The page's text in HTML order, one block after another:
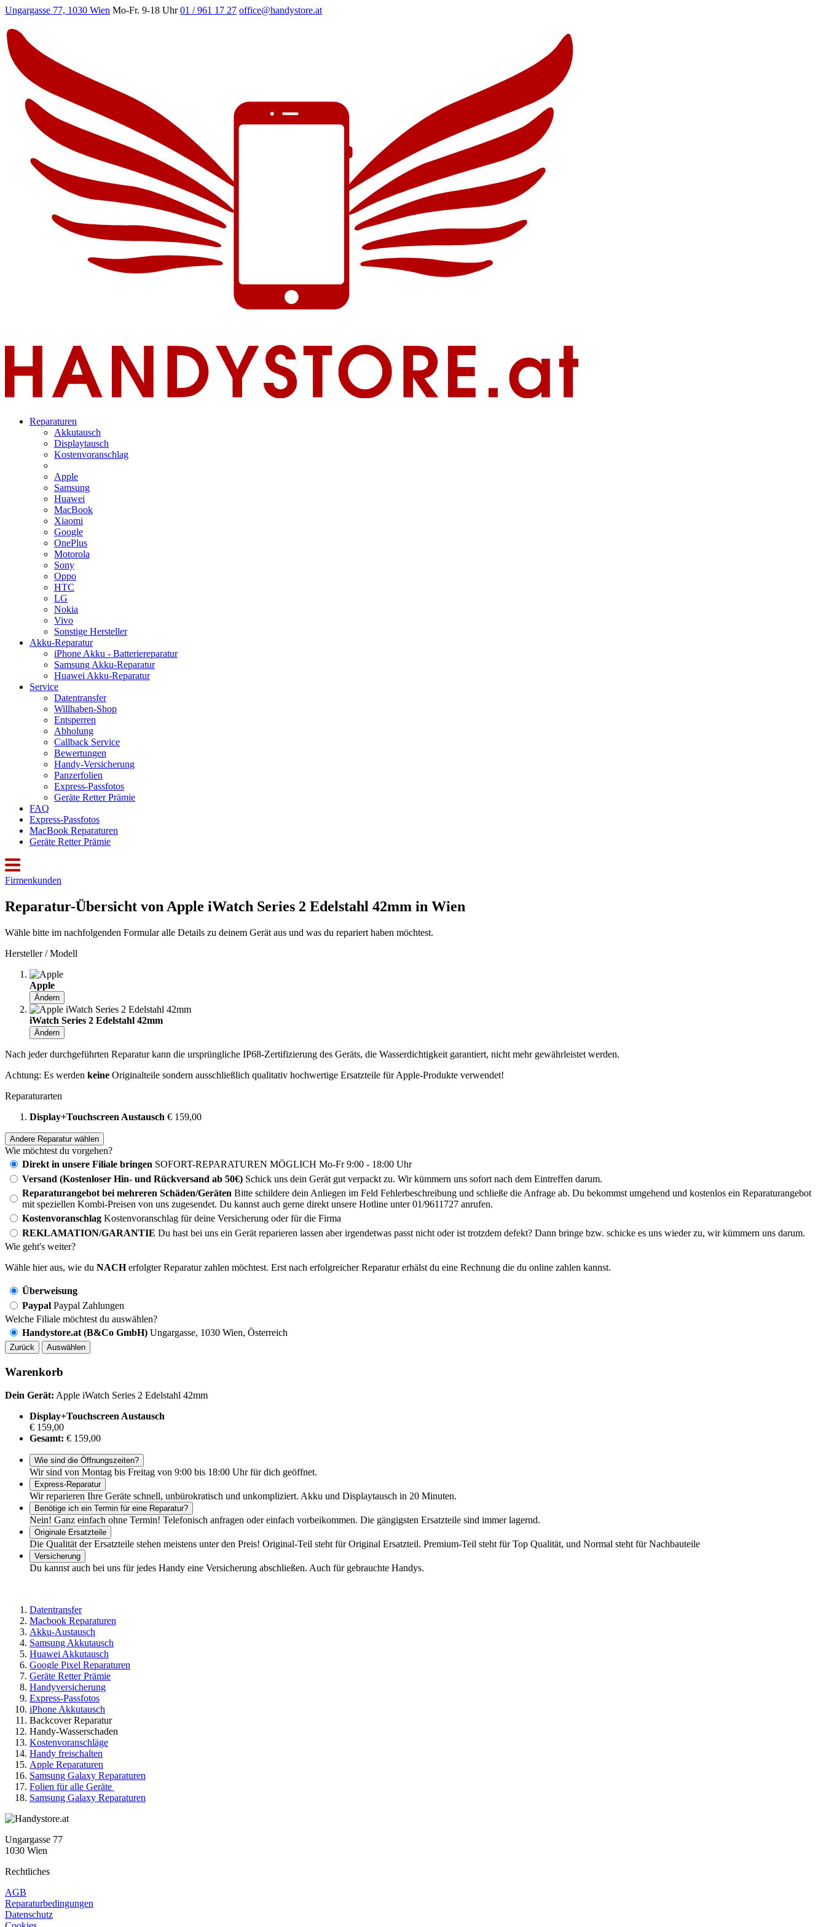
Ungargasse 77, 1030 Wien Mo-Fr. 9-18 Uhr 01 / 961 17 27 office@handystore.at
Reparaturen
Akkutausch
Displaytausch
Kostenvoranschlag
Apple
Samsung
Huawei
MacBook
Xiaomi
Google
OnePlus
Motorola
Sony
Oppo
HTC
LG
Nokia
Vivo
Sonstige Hersteller
Akku-Reparatur
iPhone Akku - Batteriereparatur
Samsung Akku-Reparatur
Huawei Akku-Reparatur
Service
Datentransfer
Willhaben-Shop
Entsperren
Abholung
Callback Service
Bewertungen
Handy-Versicherung
Panzerfolien
Express-Passfotos
Geräte Retter Prämie
FAQ
Express-Passfotos
MacBook Reparaturen
Geräte Retter Prämie
Firmenkunden
Reparatur-Übersicht von Apple iWatch Series 2 Edelstahl 42mm in Wien
Wähle bitte im nachfolgenden Formular alle Details zu deinem Gerät aus und was du repariert haben möchtest.
Hersteller / Modell
Apple
Ändern
iWatch Series 2 Edelstahl 42mm
Ändern
Nach jeder durchgeführten Reparatur kann die ursprüngliche IP68-Zertifizierung des Geräts, die Wasserdichtigkeit garantiert, nicht mehr gewährleistet werden.
Achtung: Es werden keine Originalteile sondern ausschließlich qualitativ hochwertige Ersatzteile für Apple-Produkte verwendet!
Reparaturarten
Display+Touchscreen Austausch € 159,00
Andere Reparatur wählen
Wie möchtest du vorgehen?
Direkt in unsere Filiale bringen SOFORT-REPARATUREN MÖGLICH Mo-Fr 9:00 - 18:00 Uhr
Versand (Kostenloser Hin- und Rückversand ab 50€) Schick uns dein Gerät gut verpackt zu. Wir kümmern uns sofort nach dem Eintreffen darum.
Reparaturangebot bei mehreren Schäden/Geräten Bitte schildere dein Anliegen im Feld Fehlerbeschreibung und schließe die Anfrage ab. Du bekommst umgehend und kostenlos ein Reparaturangebot
mit speziellen Kombi-Preisen von uns zugesendet. Du kannst auch gerne direkt unsere Hotline unter 01/9611727 anrufen.
Kostenvoranschlag Kostenvoranschlag für deine Versicherung oder für die Firma
REKLAMATION/GARANTIE Du hast bei uns ein Gerät reparieren lassen aber irgendetwas passt nicht oder ist trotzdem defekt? Dann bringe bzw. schicke es uns wieder zu, wir kümmern uns darum.
Wie geht's weiter?
Wähle hier aus, wie du NACHerfolgter Reparatur zahlen möchtest. Erst nach erfolgreicher Reparatur erhälst du eine Rechnung die du online zahlen kannst.
Überweisung
Paypal Paypal Zahlungen
Welche Filiale möchtest du auswählen?
Handystore.at (B&Co GmbH) Ungargasse, 1030 Wien, Österreich
Zurück Auswählen
Warenkorb
Dein Gerät: Apple iWatch Series 2 Edelstahl 42mm
Display+Touchscreen Austausch
€ 159,00
Gesamt: € 159,00
Wie sind die Öffnungszeiten?
Wir sind von Montag bis Freitag von 9:00 bis 18:00 Uhr für dich geöffnet.
Express-Reparatur
Wir reparieren Ihre Geräte schnell, unbürokratisch und unkompliziert. Akku und Displaytausch in 20 Minuten.
Benötige ich ein Termin für eine Reparatur?
Nein! Ganz einfach ohne Termin! Telefonisch anfragen oder einfach vorbeikommen. Die gängigsten Ersatzteile sind immer lagernd.
Originale Ersatzteile
Die Qualität der Ersatzteile stehen meistens unter den Preis! Original-Teil steht für Original Ersatzteil. Premium-Teil steht für Top Qualität, und Normal steht für Nachbauteile
Versicherung
Du kannst auch bei uns für jedes Handy eine Versicherung abschließen. Auch für gebrauchte Handys.
Datentransfer
Macbook Reparaturen
Akku-Austausch
Samsung Akkutausch
Huawei Akkutausch
Google Pixel Reparaturen
Geräte Retter Prämie
Handyversicherung
Express-Passfotos
iPhone Akkutausch
Backcover Reparatur
Handy-Wasserschaden
Kostenvoranschläge
Handy freischalten
Apple Reparaturen
Samsung Galaxy Reparaturen
Folien für alle Geräte
Samsung Galaxy Reparaturen
Ungargasse 77
1030 Wien
Rechtliches
AGB
Reparaturbedingungen
Datenschutz